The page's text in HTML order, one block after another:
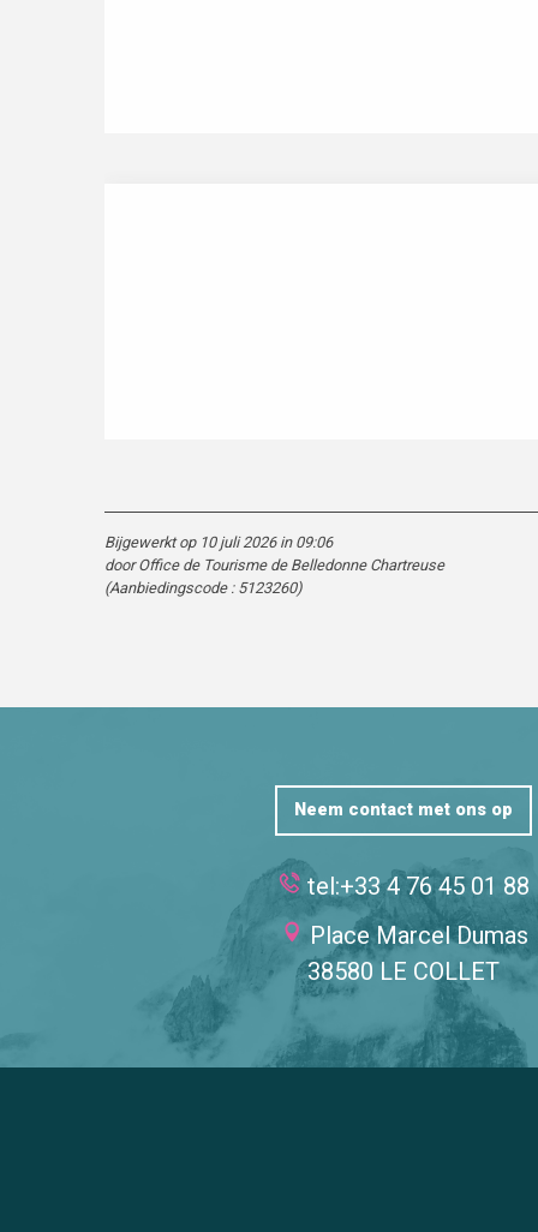
Bijgewerkt op 10 juli 2026 in 09:06
door Office de Tourisme de Belledonne Chartreuse
(Aanbiedingscode : 5123260)
Neem contact met ons op
tel:+33 4 76 45 01 88
Place Marcel Dumas
38580 LE COLLET